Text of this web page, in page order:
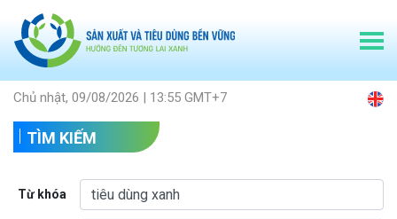
Chủ nhật, 09/08/2026 | 13:55 GMT+7
TÌM KIẾM
Từ khóa